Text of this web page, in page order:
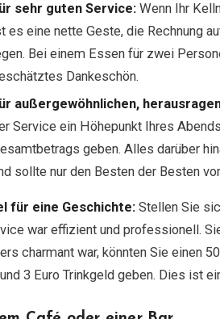
sehr guten Service: Wenn Ihr
es eine nette Geste, die Rechnung
Bei einem Essen für zwei
Dankeschön.
außergewöhnlichen,
Service ein Höhepunkt Ihres
geben. Alles darüber
sollte nur den Besten der Besten
für eine Geschichte: Stellen Sie
war effizient und professionell.
charmant war, könnten Sie einen
3 Euro Trinkgeld geben. Dies ist